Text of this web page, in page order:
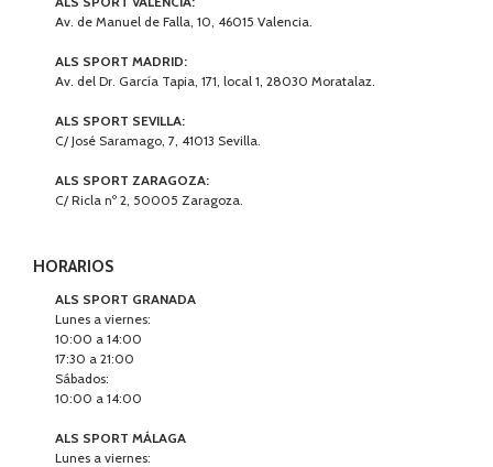
Av. de Manuel de Falla, 10, 46015 Valencia.
ALS SPORT MADRID:
Av. del Dr. García Tapia, 171, local 1, 28030 Moratalaz.
ALS SPORT SEVILLA:
C/ José Saramago, 7, 41013 Sevilla.
ALS SPORT ZARAGOZA:
C/ Ricla nº 2, 50005 Zaragoza.
HORARIOS
ALS SPORT GRANADA
Lunes a viernes:
10:00 a 14:00
17:30 a 21:00
Sábados:
10:00 a 14:00
ALS SPORT MÁLAGA
Lunes a viernes: